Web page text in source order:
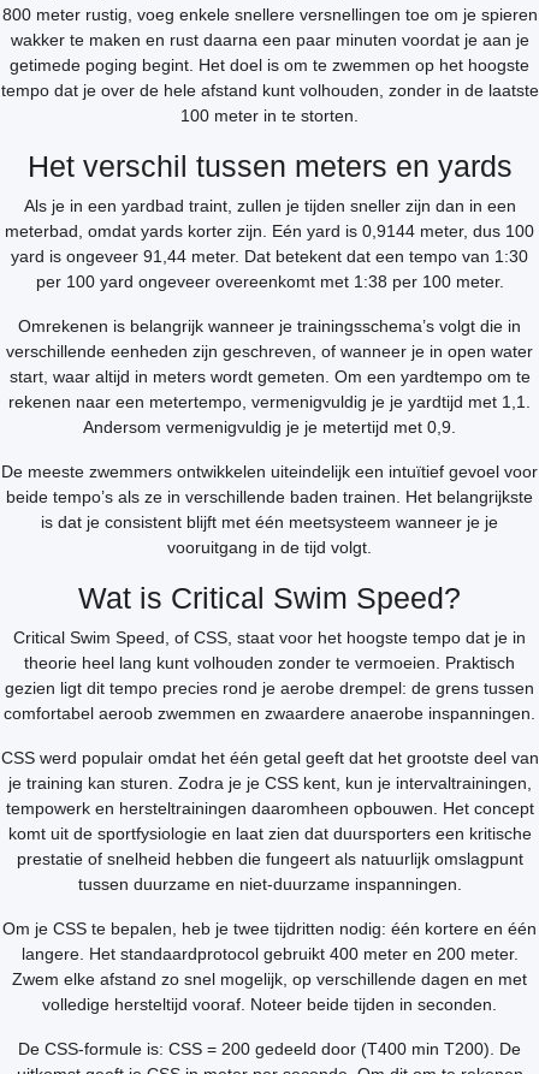
800 meter rustig, voeg enkele snellere versnellingen toe om je spieren
wakker te maken en rust daarna een paar minuten voordat je aan je
getimede poging begint. Het doel is om te zwemmen op het hoogste
tempo dat je over de hele afstand kunt volhouden, zonder in de laatste
100 meter in te storten.
Het verschil tussen meters en yards
Als je in een yardbad traint, zullen je tijden sneller zijn dan in een
meterbad, omdat yards korter zijn. Eén yard is 0,9144 meter, dus 100
yard is ongeveer 91,44 meter. Dat betekent dat een tempo van 1:30
per 100 yard ongeveer overeenkomt met 1:38 per 100 meter.
Omrekenen is belangrijk wanneer je trainingsschema’s volgt die in
verschillende eenheden zijn geschreven, of wanneer je in open water
start, waar altijd in meters wordt gemeten. Om een yardtempo om te
rekenen naar een metertempo, vermenigvuldig je je yardtijd met 1,1.
Andersom vermenigvuldig je je metertijd met 0,9.
De meeste zwemmers ontwikkelen uiteindelijk een intuïtief gevoel voor
beide tempo’s als ze in verschillende baden trainen. Het belangrijkste
is dat je consistent blijft met één meetsysteem wanneer je je
vooruitgang in de tijd volgt.
Wat is Critical Swim Speed?
Critical Swim Speed, of CSS, staat voor het hoogste tempo dat je in
theorie heel lang kunt volhouden zonder te vermoeien. Praktisch
gezien ligt dit tempo precies rond je aerobe drempel: de grens tussen
comfortabel aeroob zwemmen en zwaardere anaerobe inspanningen.
CSS werd populair omdat het één getal geeft dat het grootste deel van
je training kan sturen. Zodra je je CSS kent, kun je intervaltrainingen,
tempowerk en hersteltrainingen daaromheen opbouwen. Het concept
komt uit de sportfysiologie en laat zien dat duursporters een kritische
prestatie of snelheid hebben die fungeert als natuurlijk omslagpunt
tussen duurzame en niet-duurzame inspanningen.
Om je CSS te bepalen, heb je twee tijdritten nodig: één kortere en één
langere. Het standaardprotocol gebruikt 400 meter en 200 meter.
Zwem elke afstand zo snel mogelijk, op verschillende dagen en met
volledige hersteltijd vooraf. Noteer beide tijden in seconden.
De CSS-formule is: CSS = 200 gedeeld door (T400 min T200). De